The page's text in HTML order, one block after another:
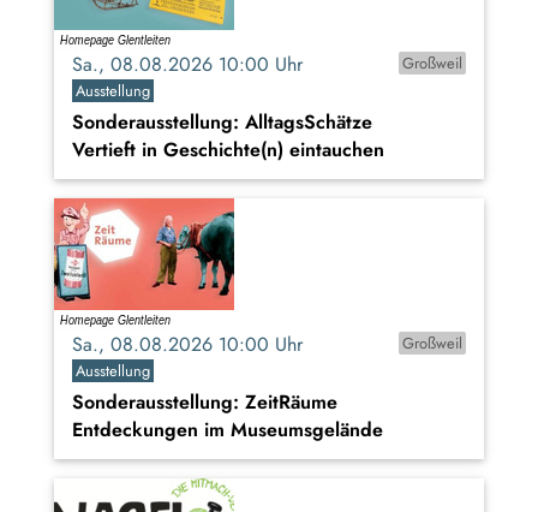
Sa., 08.08.2026 10:00 Uhr
Großweil
Ausstellung
Sonderausstellung: AlltagsSchätze
Vertieft in Geschichte(n) eintauchen
Sa., 08.08.2026 10:00 Uhr
Großweil
Ausstellung
Sonderausstellung: ZeitRäume
Entdeckungen im Museumsgelände